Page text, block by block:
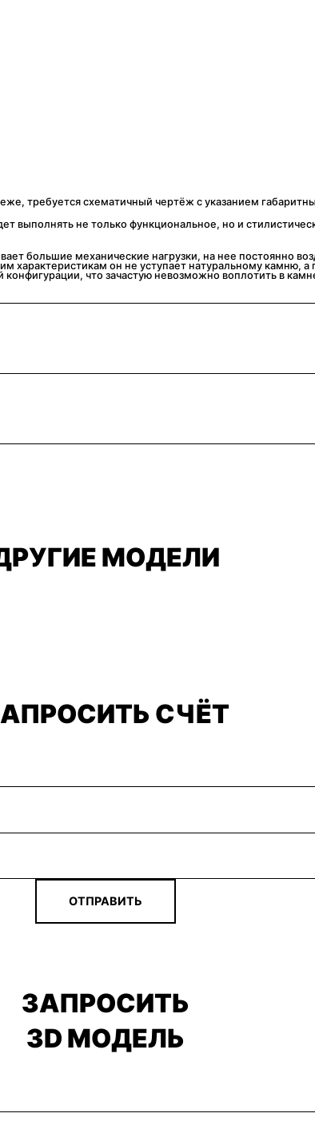
требуется схематичный чертёж с указанием
выполнять не только функциональное, но и
большие механические нагрузки, на нее постоянно
характеристикам он не уступает натуральному камню,
что зачастую невозможно воплотить в
МОДЕЛИ
СЧЁТ
ОТПРАВИТЬ
ЗАПРОСИТЬ
3D МОДЕЛЬ